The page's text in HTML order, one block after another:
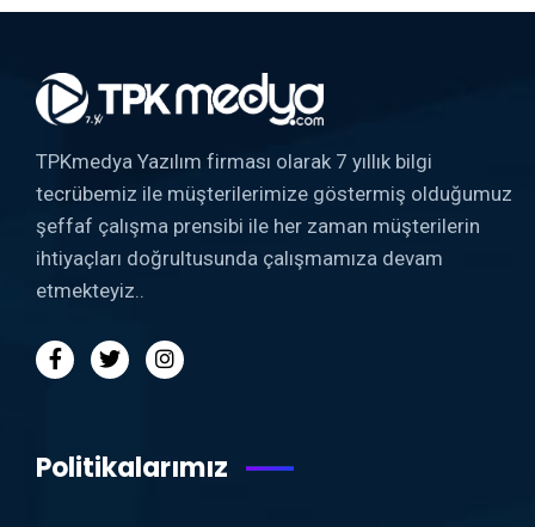
TPKmedya Yazılım firması olarak 7 yıllık bilgi
tecrübemiz ile müşterilerimize göstermiş olduğumuz
şeffaf çalışma prensibi ile her zaman müşterilerin
ihtiyaçları doğrultusunda çalışmamıza devam
etmekteyiz..
Politikalarımız